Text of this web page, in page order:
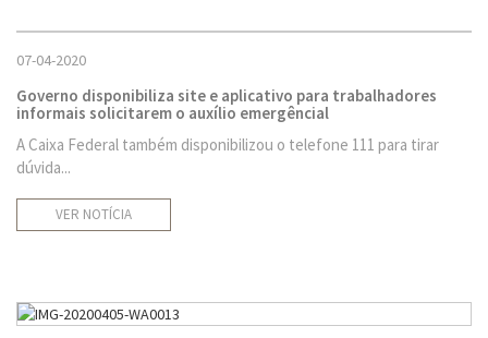
07-04-2020
Governo disponibiliza site e aplicativo para trabalhadores
informais solicitarem o auxílio emergêncial
A Caixa Federal também disponibilizou o telefone 111 para tirar
dúvida...
VER NOTÍCIA